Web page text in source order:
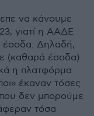
να κάνουμε
γιατί η ΑΑΔΕ
έσοδα. Δηλαδή,
(καθαρά έσοδα)
η πλατφόρμα
έκαναν τόσες
δεν μπορούμε
τόσα